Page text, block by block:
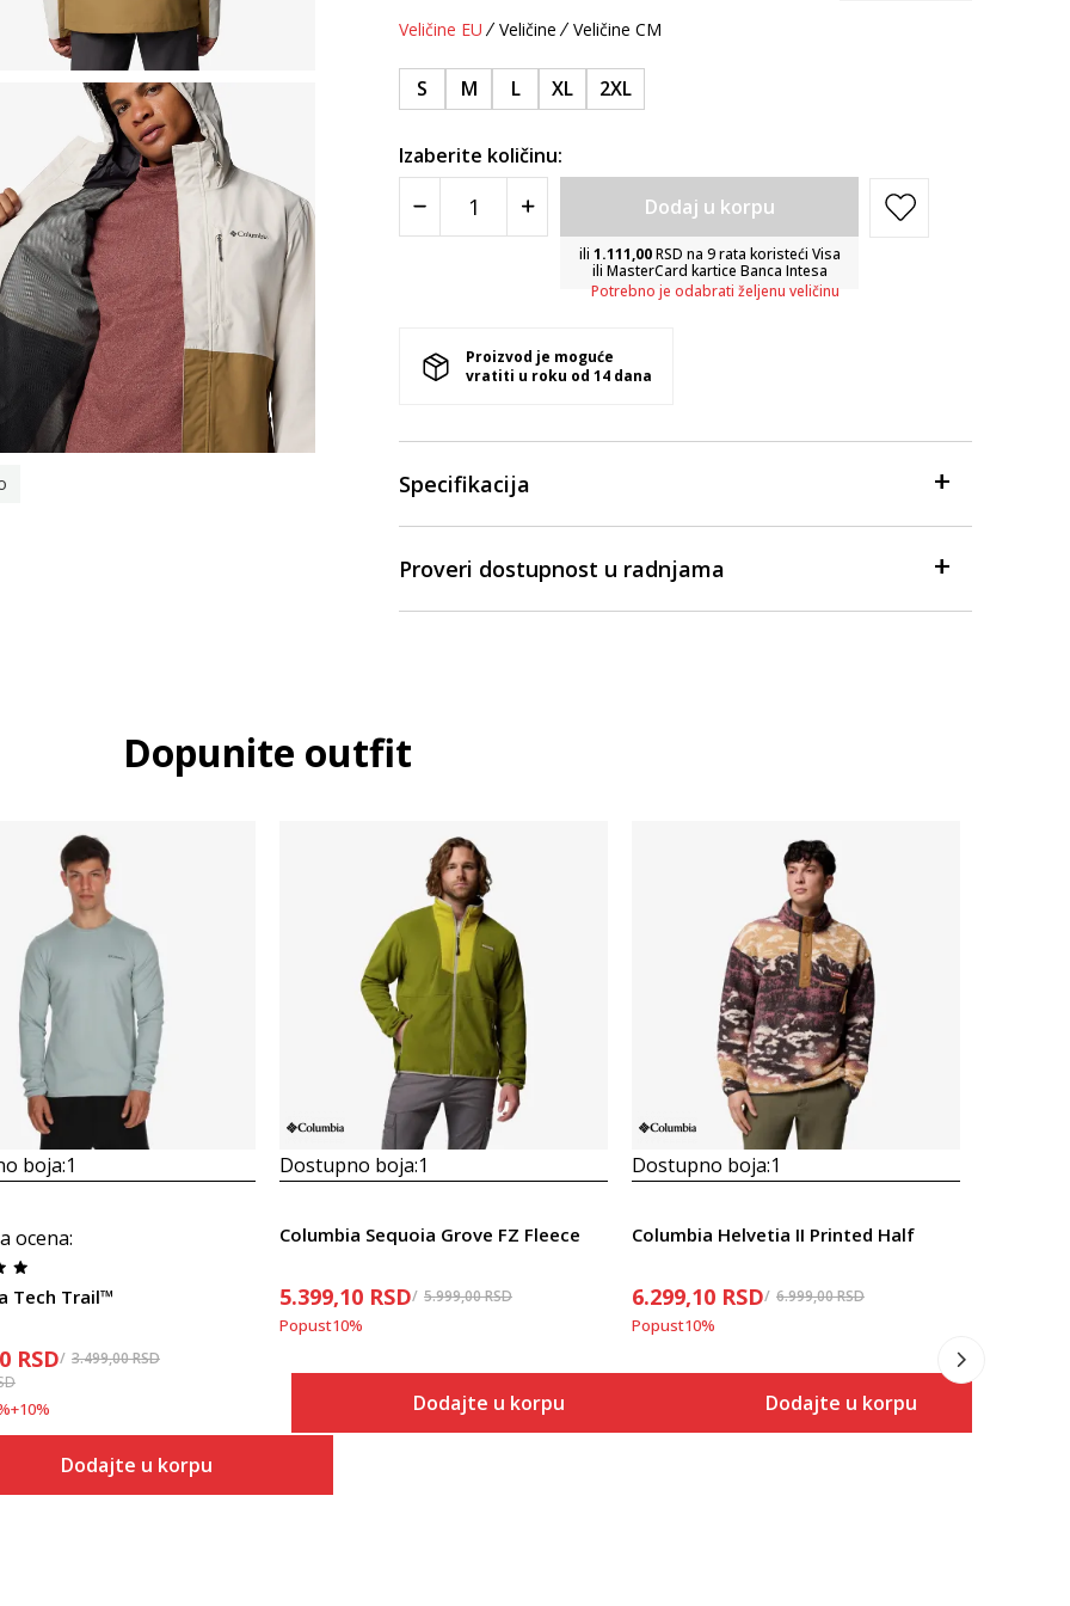
Veličine EU Veličine Veličine CM
S M L XL 2XL
Izaberite količinu:
Dodaj u korpu
ili 1.111,00RSD na 9 rata koristeći Visa
ili MasterCard kartice Banca Intesa
Potrebno je odabrati željenu veličinu
Proizvod je moguće
vratiti u roku od 14 dana
Specifikacija
Proveri dostupnost u radnjama
Dopunite outfit
boja:1
ocena:
Tech Trail™
RSD 3.499,00RSD
+10%
Dodajte u korpu
Dostupno boja:1
Columbia Sequoia Grove FZ Fleece
5.399,10 RSD 5.999,00RSD
Popust10%
Dodajte u korpu
Dostupno boja:1
Columbia Helvetia II Printed Half
6.299,10 RSD 6.999,00RSD
Popust10%
Dodajte u korpu